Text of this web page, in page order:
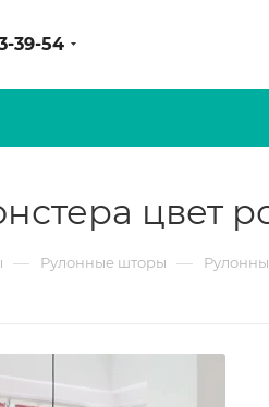
39-54
цвет
— Рулонные шторы —